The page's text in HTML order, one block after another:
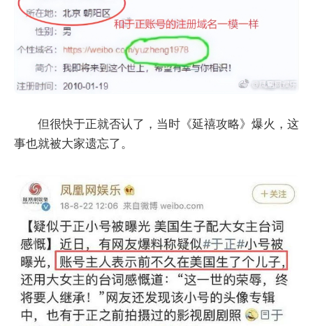
但很快于正就否认了，当时《延禧攻略》爆火，这
事也就被大家遗忘了。